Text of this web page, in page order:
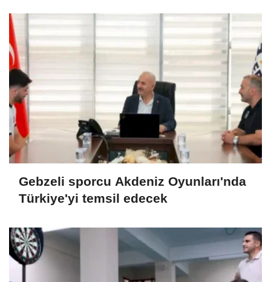
Gebzeli sporcu Akdeniz Oyunları'nda
Türkiye'yi temsil edecek